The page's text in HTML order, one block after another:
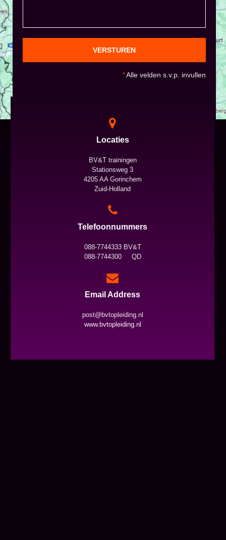
VERSTUREN
*Alle velden s.v.p. invullen
Locaties
BV&T trainingen
Stationsweg 3
4205 AA Gorinchem
Zuid-Holland
Telefoonnummers
088-7744333 BV&T
088-7744300 QD
Email Address
post@bvtopleiding.nl
www.bvtopleiding.nl